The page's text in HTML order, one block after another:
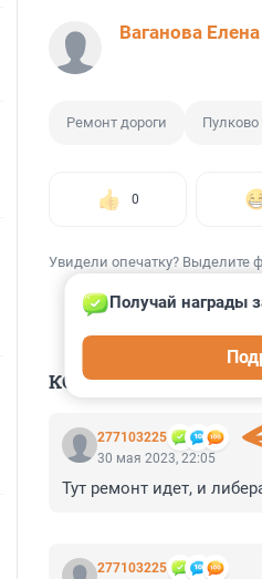
Ваганова Елена
Ремонт дороги Пулково
0
Увидели опечатку? Выделите
КОММЕНТАРИИ 131
277103225
Получай награды
30 мая 2023, 22:05
Тут ремонт идет, и
277103225